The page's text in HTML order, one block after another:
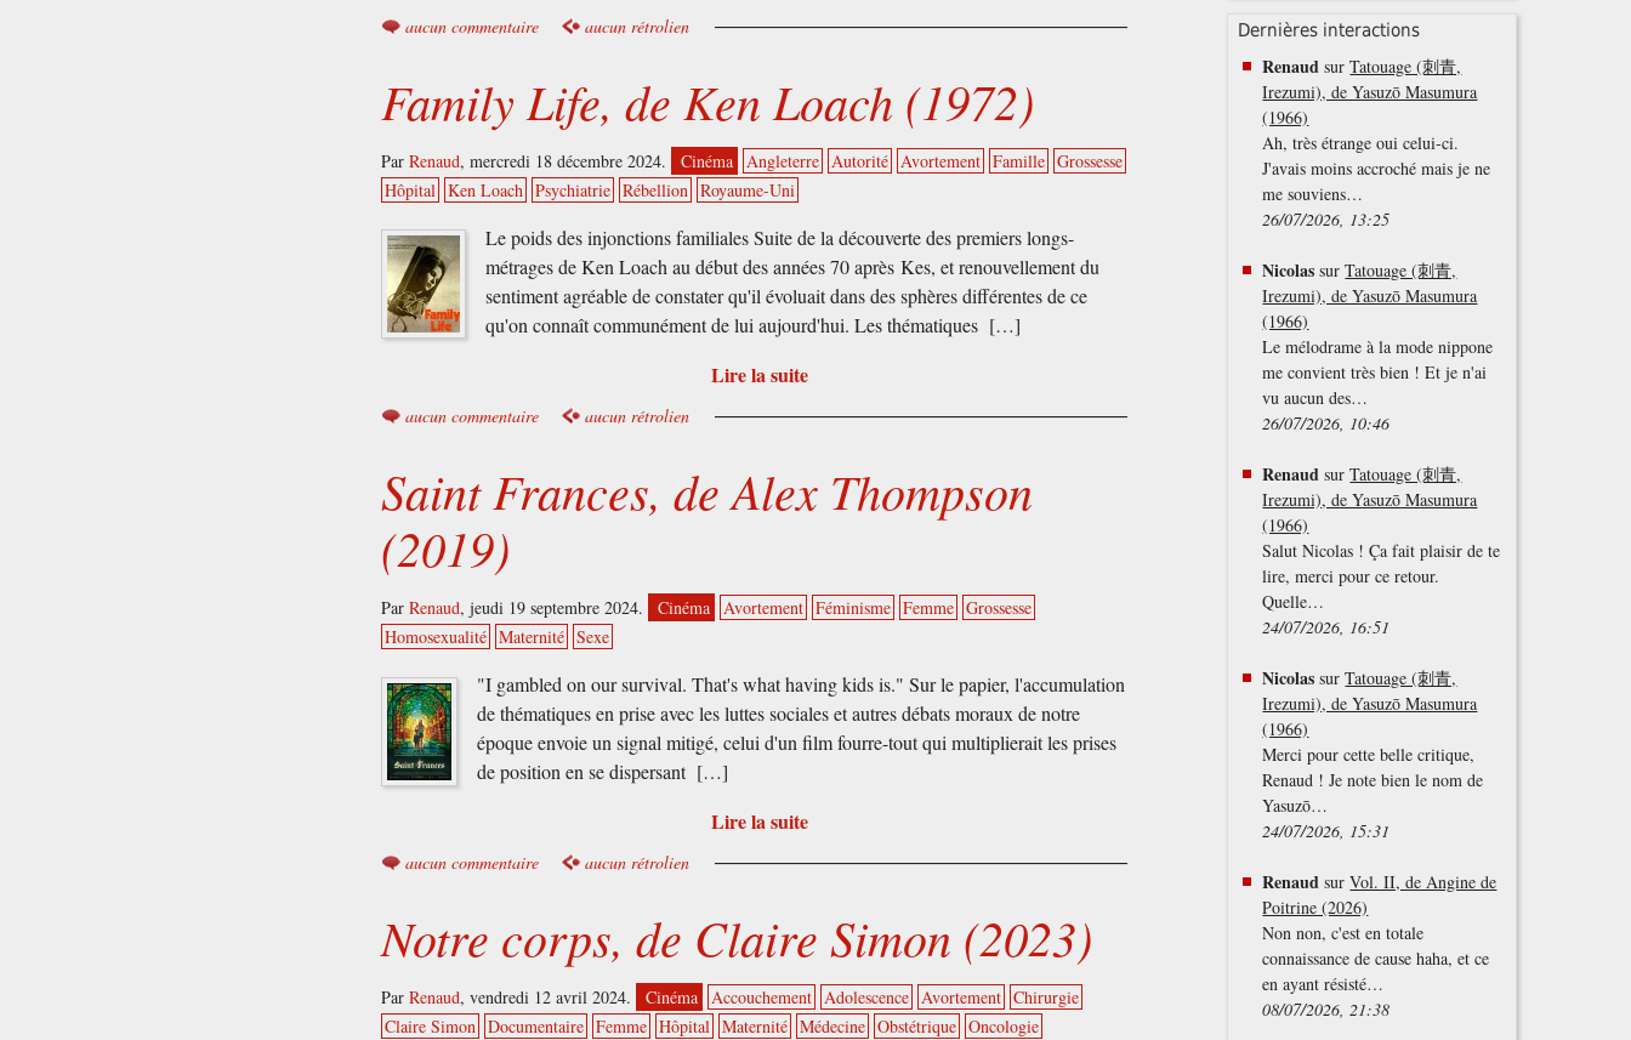
aucun commentaire aucun rétrolien
Family Life, de Ken Loach (1972)
ParRenaud,mercredi 18 décembre 2024. Cinéma Angleterre Autorité Avortement Famille Grossesse
Hôpital Ken Loach Psychiatrie Rébellion Royaume-Uni
Le poids des injonctions familiales Suite de la découverte des premiers longs-
métrages de Ken Loach au début des années 70 après Kes, et renouvellement du
sentiment agréable de constater qu'il évoluait dans des sphères différentes de ce
qu'on connaît communément de lui aujourd'hui. Les thématiques […]
Lire la suite
aucun commentaire aucun rétrolien
Saint Frances, de Alex Thompson
(2019)
ParRenaud,jeudi 19 septembre 2024. Cinéma Avortement Féminisme Femme Grossesse
Homosexualité Maternité Sexe
"I gambled on our survival. That's what having kids is." Sur le papier, l'accumulation
de thématiques en prise avec les luttes sociales et autres débats moraux de notre
époque envoie un signal mitigé, celui d'un film fourre-tout qui multiplierait les prises
de position en se dispersant […]
Lire la suite
aucun commentaire aucun rétrolien
Notre corps, de Claire Simon (2023)
ParRenaud,vendredi 12 avril 2024. Cinéma Accouchement Adolescence Avortement Chirurgie
Claire Simon Documentaire Femme Hôpital Maternité Médecine Obstétrique Oncologie
Dernières interactions
Renaud surTatouage (刺青,
Irezumi), de Yasuzō Masumura
(1966)
Ah, très étrange oui celui-ci.
J'avais moins accroché mais je ne
me souviens…
26/07/2026, 13:25
Nicolas surTatouage (刺青,
Irezumi), de Yasuzō Masumura
(1966)
Le mélodrame à la mode nippone
me convient très bien ! Et je n'ai
vu aucun des…
26/07/2026, 10:46
Renaud surTatouage (刺青,
Irezumi), de Yasuzō Masumura
(1966)
Salut Nicolas ! Ça fait plaisir de te
lire, merci pour ce retour.
Quelle…
24/07/2026, 16:51
Nicolas surTatouage (刺青,
Irezumi), de Yasuzō Masumura
(1966)
Merci pour cette belle critique,
Renaud ! Je note bien le nom de
Yasuzō…
24/07/2026, 15:31
Renaud surVol. II, de Angine de
Poitrine (2026)
Non non, c'est en totale
connaissance de cause haha, et ce
en ayant résisté…
08/07/2026, 21:38